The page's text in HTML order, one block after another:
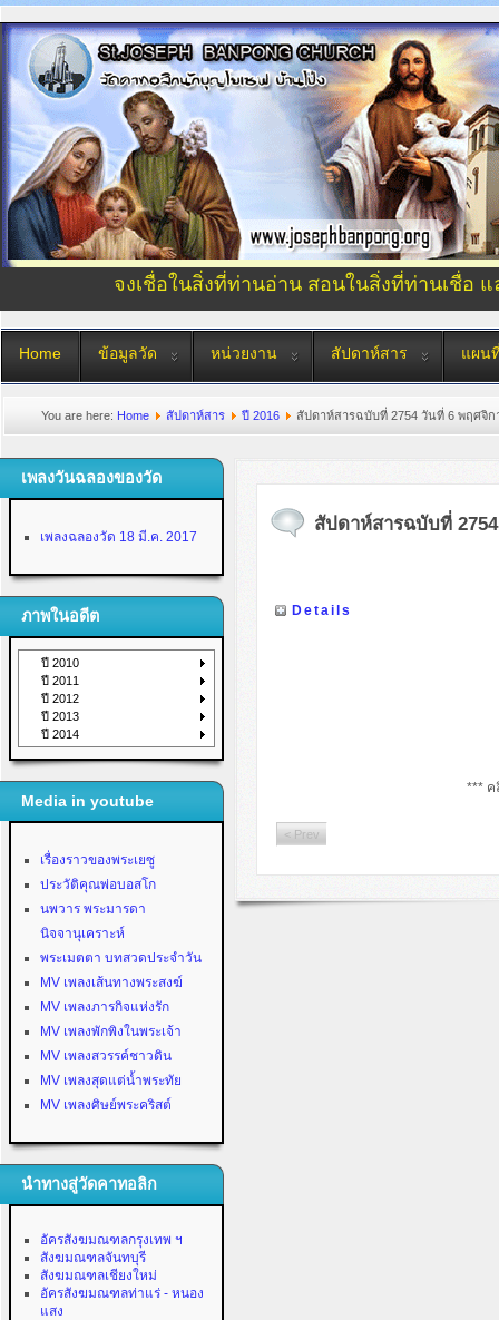
จงเชื่อในสิ่งที่ท่านอ่าน สอนในสิ่งที่ท่านเชื่อ
Home ข้อมูลวัด หน่วยงาน สัปดาห์สาร แผน
You are here: Home สัปดาห์สาร ปี 2016 สัปดาห์สารฉบับที่ 2754 วันที่ 6 พฤศจิก
เพลงวันฉลองของวัด
เพลงฉลองวัด 18 มี.ค. 2017
ภาพในอดีต
ปี 2010
ปี 2011
ปี 2012
ปี 2013
ปี 2014
Media in youtube
เรื่องราวของพระเยซู
ประวัติคุณพ่อบอสโก
นพวาร พระมารดา
นิจจานุเคราะห์
พระเมตตา บทสวดประจำวัน
MV เพลงเส้นทางพระสงฆ์
MV เพลงภารกิจแห่งรัก
MV เพลงพักพิงในพระเจ้า
MV เพลงสวรรค์ชาวดิน
MV เพลงสุดแต่น้ำพระทัย
MV เพลงศิษย์พระคริสต์
นำทางสู่วัดคาทอลิก
อัครสังฆมณฑลกรุงเทพ ฯ
สังฆมณฑลจันทบุรี
สังฆมณฑลเชียงใหม่
อัครสังฆมณฑลท่าแร่ - หนอง
แสง
สัปดาห์สารฉบับที่
Details
*** ค
< Prev